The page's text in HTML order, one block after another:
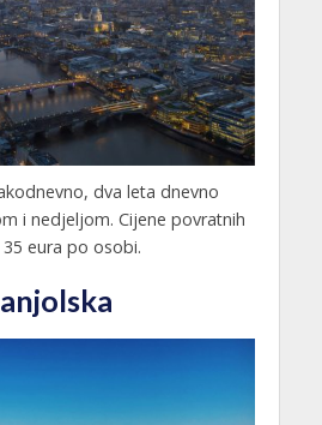
dva leta dnevno
i nedjeljom. Cijene povratnih
eura po osobi.